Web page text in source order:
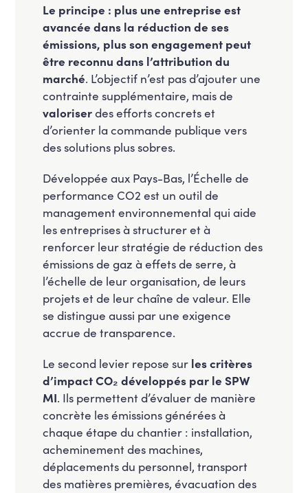
Le principe : plus une entreprise est
avancée dans la réduction de ses
émissions, plus son engagement peut
être reconnu dans l’attribution du
marché. L’objectif n’est pas d’ajouter une
contrainte supplémentaire, mais de
valoriserdes efforts concrets et
d’orienter la commande publique vers
des solutions plus sobres.
Développée aux Pays-Bas, l’Échelle de
performance CO2 est un outil de
management environnemental qui aide
les entreprises à structurer et à
renforcer leur stratégie de réduction des
émissions de gaz à effets de serre, à
l’échelle de leur organisation, de leurs
projets et de leur chaîne de valeur. Elle
se distingue aussi par une exigence
accrue de transparence.
Le second levier repose sur les critères
d’impact CO₂ développés par le SPW
MI. Ils permettent d’évaluer de manière
concrète les émissions générées à
chaque étape du chantier : installation,
acheminement des machines,
déplacements du personnel, transport
des matières premières, évacuation des